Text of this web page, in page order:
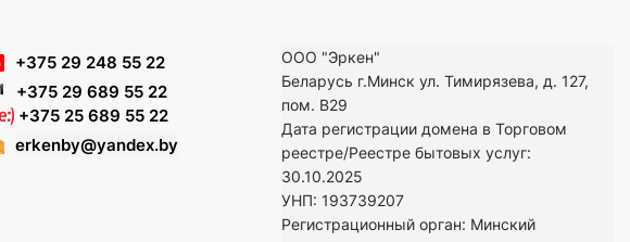
+375 29 248 55 22
+375 29 689 55 22
+375 25 689 55 22
erkenby@yandex.by
ООО "Эркен"
Беларусь г.Минск ул. Тимирязева, д. 127,
пом. В29
Дата регистрации домена в Торговом
реестре/Реестре бытовых услуг:
30.10.2025
УНП: 193739207
Регистрационный орган: Минский